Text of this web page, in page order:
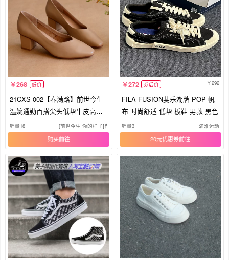
268 低价
21CXS-002【春满路】前世今生
温婉通勤百搭尖头低帮牛皮高跟
鞋
销量18 [前世今生 你的样子]自然、清新、朴素、纯粹。
购买
272 券后价 292
FILA FUSION斐乐潮牌 POP 帆
布 时尚舒适 低帮 板鞋 男款 黑色
销量3 满淮运动
20元优惠券